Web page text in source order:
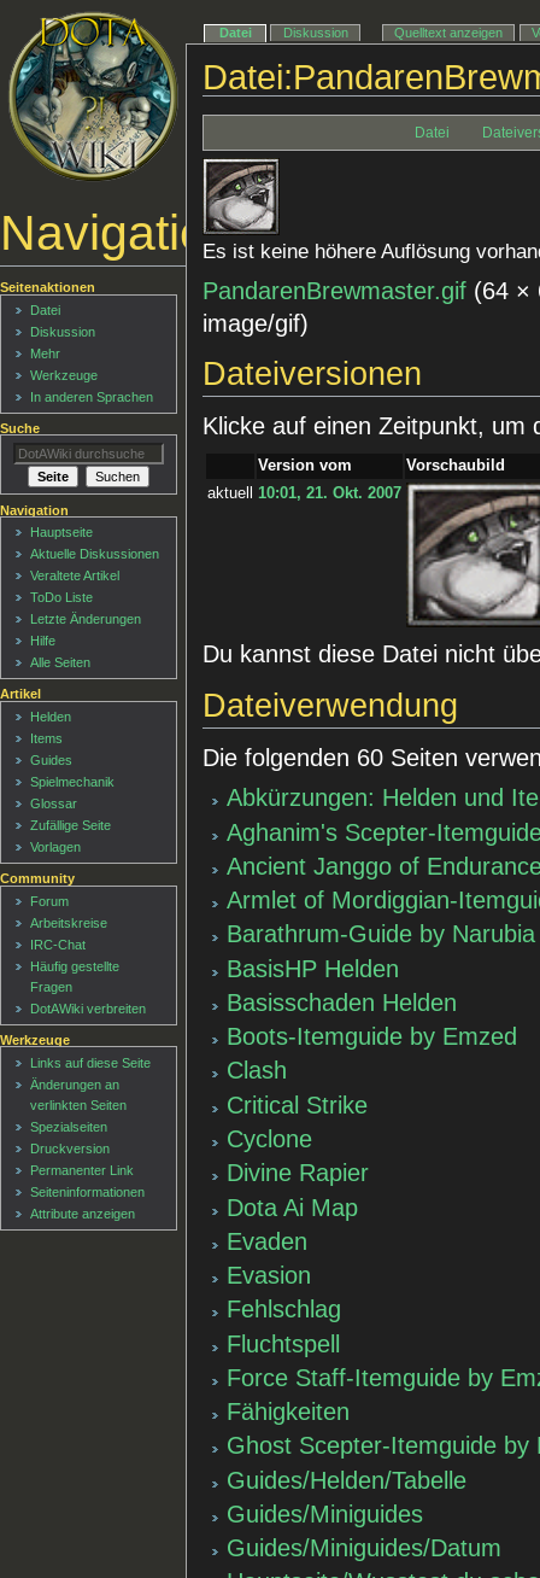
Datei
Es ist keine höhere Auflösung
PandarenBrewmaster.gif (64 ×
image/gif)
Dateiversionen
Klicke auf einen Zeitpunkt, um
Version vom
Vorschaubild
aktuell
10:01, 21. Okt. 2007
Du kannst diese Datei nicht
Dateiverwendung
Die folgenden 60 Seiten
Abkürzungen: Helden und
Aghanim's Scepter-
Ancient Janggo of
Armlet of Mordiggian-
Barathrum-Guide by Narubia
BasisHP Helden
Basisschaden Helden
Boots-Itemguide by Emzed
Clash
Critical Strike
Cyclone
Divine Rapier
Dota Ai Map
Evaden
Evasion
Fehlschlag
Fluchtspell
Force Staff-Itemguide by
Fähigkeiten
Ghost Scepter-Itemguide by
Guides/Helden/Tabelle
Guides/Miniguides
Guides/Miniguides/Datum
Navigationsmenü
Datei Diskussion Quelltext anzeigen
Seitenaktionen
Datei
Diskussion
Mehr
Werkzeuge
In anderen Sprachen
Suche
Navigation
Hauptseite
Aktuelle Diskussionen
Veraltete Artikel
ToDo Liste
Letzte Änderungen
Hilfe
Alle Seiten
Artikel
Helden
Items
Guides
Spielmechanik
Glossar
Zufällige Seite
Vorlagen
Community
Forum
Arbeitskreise
IRC-Chat
Häufig gestellte
Fragen
DotAWiki verbreiten
Werkzeuge
Links auf diese Seite
Änderungen an
verlinkten Seiten
Spezialseiten
Druckversion
Permanenter Link
Seiten­informationen
Attribute anzeigen